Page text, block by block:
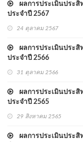
ผลการประเมินประสิ
ประจำปี 2567
24 ตุลาคม 2567
ผลการประเมินประสิ
ประจำปี 2566
31 ตุลาคม 2566
ผลการประเมินประสิ
ประจำปี 2565
29 สิงหาคม 2565
ผลการประเมินประสิ